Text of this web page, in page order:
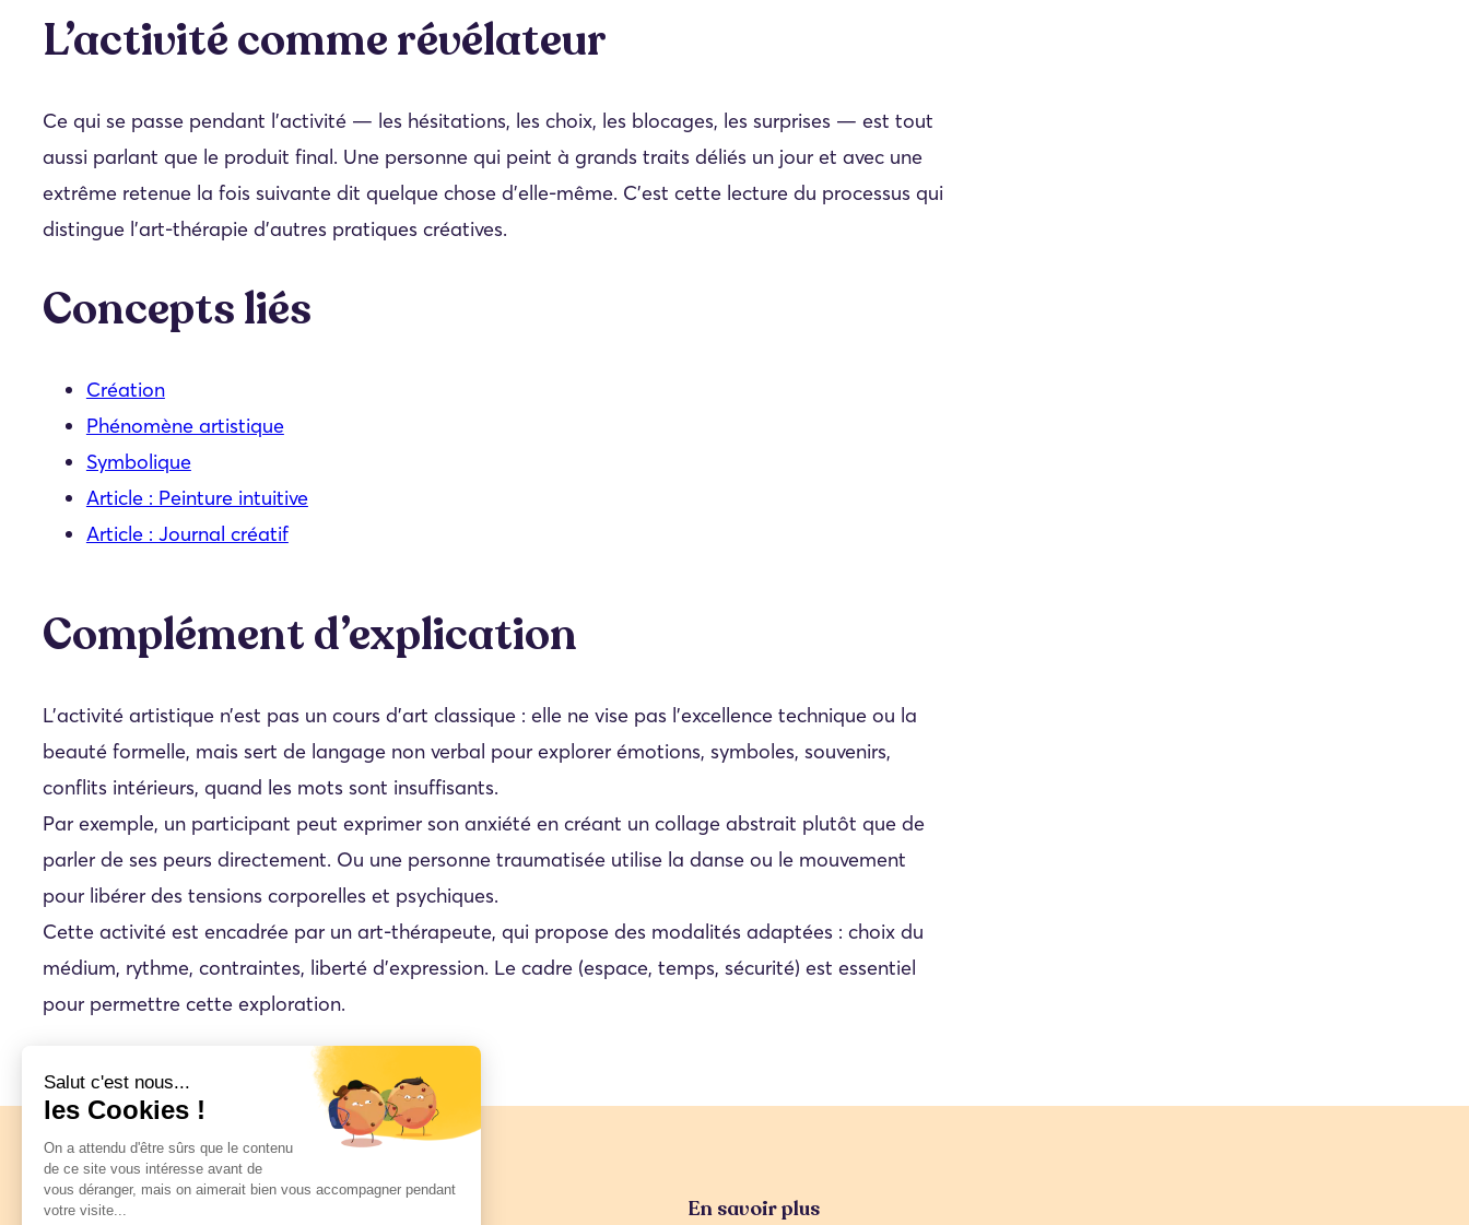
L’activité comme révélateur
Ce qui se passe pendant l’activité — les hésitations, les choix, les blocages, les surprises — est tout
aussi parlant que le produit final. Une personne qui peint à grands traits déliés un jour et avec une
extrême retenue la fois suivante dit quelque chose d’elle-même. C’est cette lecture du processus qui
distingue l’art-thérapie d’autres pratiques créatives.
Concepts liés
Création
Phénomène artistique
Symbolique
Article : Peinture intuitive
Article : Journal créatif
Complément d’explication
L’activité artistique n’est pas un cours d’art classique : elle ne vise pas l’excellence technique ou la
beauté formelle, mais sert de langage non verbal pour explorer émotions, symboles, souvenirs,
conflits intérieurs, quand les mots sont insuffisants.
Par exemple, un participant peut exprimer son anxiété en créant un collage abstrait plutôt que de
parler de ses peurs directement. Ou une personne traumatisée utilise la danse ou le mouvement
pour libérer des tensions corporelles et psychiques.
Cette activité est encadrée par un art-thérapeute, qui propose des modalités adaptées : choix du
médium, rythme, contraintes, liberté d’expression. Le cadre (espace, temps, sécurité) est essentiel
pour permettre cette exploration.
En savoir plus